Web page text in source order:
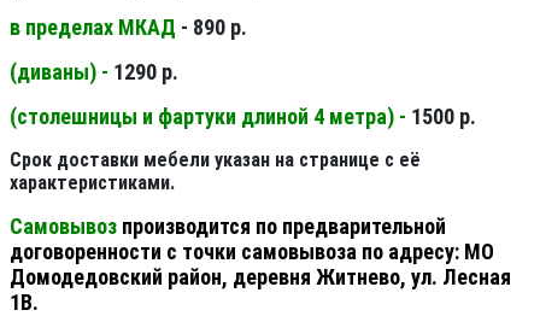
в пределах МКАД - 890 р.
(диваны) - 1290 р.
(столешницы и фартуки длиной 4 метра) - 1500 р.
Срок доставки мебели указан на странице с её
характеристиками.
Самовывоз производится по предварительной
договоренности с точки самовывоза по адресу: МО
Домодедовский район, деревня Житнево, ул. Лесная
1В.